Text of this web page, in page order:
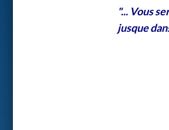
"... Vous
jusque